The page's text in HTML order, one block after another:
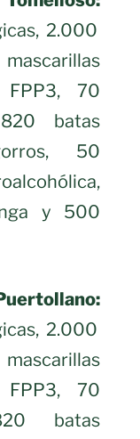
2.000
FPP3, 70
batas
50
y 500
2.000
FPP3, 70
batas